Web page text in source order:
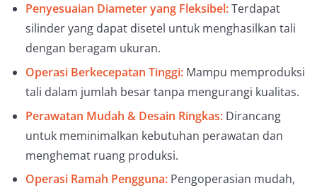
Penyesuaian Diameter yang Fleksibel:Terdapat
silinder yang dapat disetel untuk menghasilkan tali
dengan beragam ukuran.
Operasi Berkecepatan Tinggi: Mampu memproduksi
tali dalam jumlah besar tanpa mengurangi kualitas.
Perawatan Mudah & Desain Ringkas: Dirancang
untuk meminimalkan kebutuhan perawatan dan
menghemat ruang produksi.
Operasi Ramah Pengguna: Pengoperasian mudah,